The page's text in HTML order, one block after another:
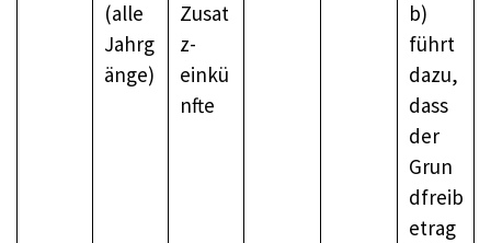
(alle
Jahrg
änge)
Zusat
z­
einkü
nfte
b)
führt
dazu,
dass
der
Grun
dfreib
etrag